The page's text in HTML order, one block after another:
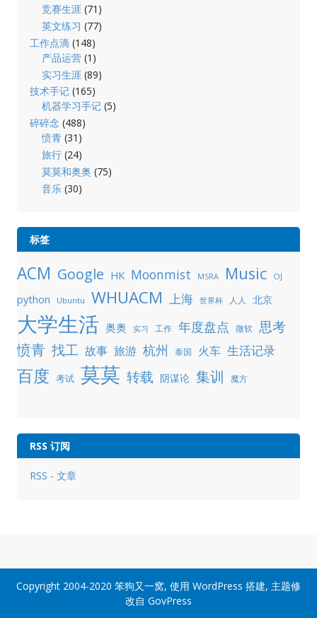
竞赛生涯 (71)
英文练习 (77)
工作点滴(148)
产品运营 (1)
实习生涯 (89)
技术手记(165)
机器学习手记 (5)
碎碎念 (488)
愤青 (31)
旅行 (24)
莫莫和奥奥 (75)
音乐 (30)
标签
ACM Google HK Moonmist MSRA Music OJ
python Ubuntu WHUACM 上海 世界杯 人人 北京
大学生活 奥奥 实习 工作 年度盘点 微软 思考
愤青 找工 故事 旅游 杭州 泰国 火车 生活记录
百度 考试 莫莫 转载 阴谋论 集训 魔方
RSS 订阅
RSS - 文章
Copyright 2004-2020 笨狗又一窝, 使用 WordPress 搭建, 主题修
改自 GovPress